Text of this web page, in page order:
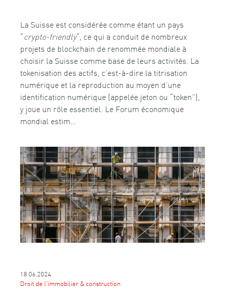
La Suisse est considérée comme étant un pays
“crypto-friendly“, ce qui a conduit de nombreux
projets de blockchain de renommée mondiale à
choisir la Suisse comme base de leurs activités. La
tokenisation des actifs, c’est-à-dire la titrisation
numérique et la reproduction au moyen d’une
identification numérique (appelée jeton ou “token”),
y joue un rôle essentiel. Le Forum économique
mondial estim…
18.06.2024
Droit de l'immobilier & construction